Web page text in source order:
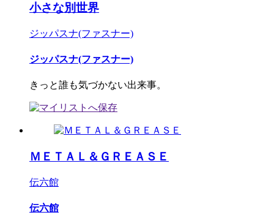
小さな別世界
ジッパスナ(ファスナー)
ジッパスナ(ファスナー)
きっと誰も気づかない出来事。
ＭＥＴＡＬ＆ＧＲＥＡＳＥ
伝六館
伝六館